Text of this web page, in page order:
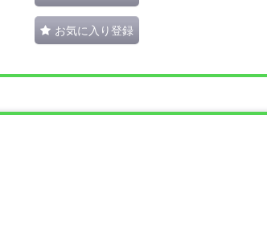
お気に入り登録